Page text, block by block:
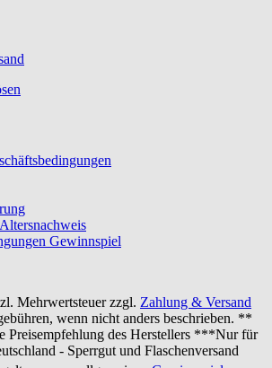
Gewinnspiel
Mehrwertsteuer zzgl. Zahlung & Versand
wenn nicht anders beschrieben. **
Preisempfehlung des Herstellers ***Nur für
- Sperrgut und Flaschenversand